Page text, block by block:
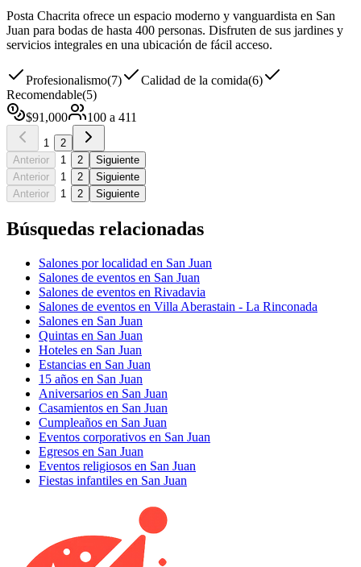
Posta Chacrita ofrece un espacio moderno y vanguardista en San
Juan para bodas de hasta 400 personas. Disfruten de sus jardines y
servicios integrales en una ubicación de fácil acceso.
Profesionalismo(7) Calidad de la comida(6)
Recomendable(5)
$91,000 100 a 411
1
2
Anterior
1 2
Siguiente
Anterior
1 2
Siguiente
Anterior
1 2 Siguiente
Búsquedas relacionadas
Salones por localidad en San Juan
Salones de eventos en San Juan
Salones de eventos en Rivadavia
Salones de eventos en Villa Aberastain - La Rinconada
Salones en San Juan
Quintas en San Juan
Hoteles en San Juan
Estancias en San Juan
15 años en San Juan
Aniversarios en San Juan
Casamientos en San Juan
Cumpleaños en San Juan
Eventos corporativos en San Juan
Egresos en San Juan
Eventos religiosos en San Juan
Fiestas infantiles en San Juan